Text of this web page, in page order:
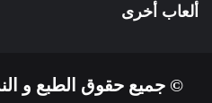
ألعاب أخرى
© جميع حقوق الطبع و